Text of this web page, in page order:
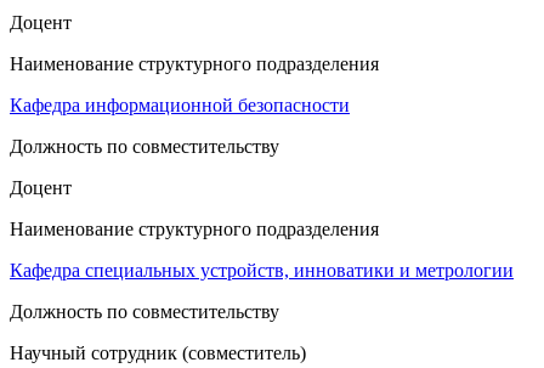
Доцент
Наименование структурного подразделения
Кафедра информационной безопасности
Должность по совместительству
Доцент
Наименование структурного подразделения
Кафедра специальных устройств, инноватики и метрологии
Должность по совместительству
Научный сотрудник (совместитель)